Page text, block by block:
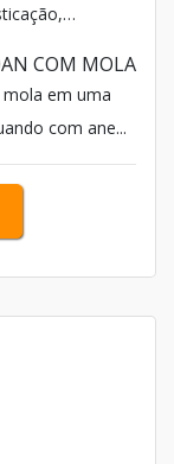
COM MOLA
em uma
com ane...